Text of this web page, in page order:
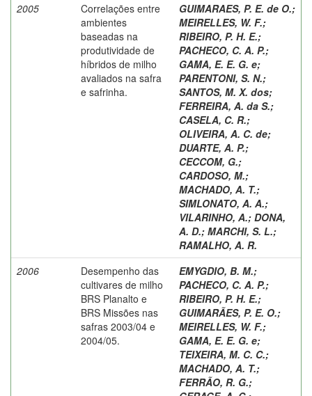
2005
Correlações entre
ambientes
baseadas na
produtividade de
híbridos de milho
avaliados na safra
e safrinha.
GUIMARAES, P. E. de O.;
MEIRELLES, W. F.;
RIBEIRO, P. H. E.;
PACHECO, C. A. P.;
GAMA, E. E. G. e;
PARENTONI, S. N.;
SANTOS, M. X. dos;
FERREIRA, A. da S.;
CASELA, C. R.;
OLIVEIRA, A. C. de;
DUARTE, A. P.;
CECCOM, G.;
CARDOSO, M.;
MACHADO, A. T.;
SIMLONATO, A. A.;
VILARINHO, A.; DONA,
A. D.; MARCHI, S. L.;
RAMALHO, A. R.
2006
Desempenho das
cultivares de milho
BRS Planalto e
BRS Missões nas
safras 2003/04 e
2004/05.
EMYGDIO, B. M.;
PACHECO, C. A. P.;
RIBEIRO, P. H. E.;
GUIMARÃES, P. E. O.;
MEIRELLES, W. F.;
GAMA, E. E. G. e;
TEIXEIRA, M. C. C.;
MACHADO, A. T.;
FERRÃO, R. G.;